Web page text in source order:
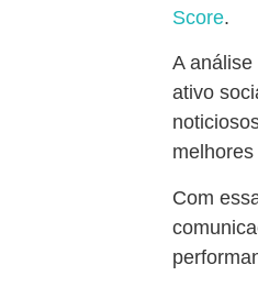
Score.
A
ativo
Com